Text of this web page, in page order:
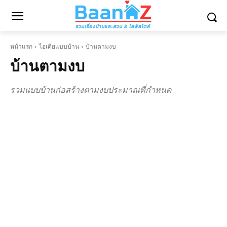
หน้าแรก ไอเดียแบบบ้าน บ้านตามงบ
บ้านตามงบ
รวมแบบบ้านก่อสร้างตามงบประมาณที่กำหนด